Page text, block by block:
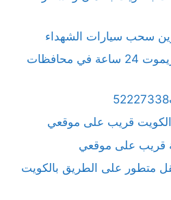
سحب سيارات الشهداء
برمجة رسيفر و توصيل ريموت 24 ساعة في محافظات
قريب على موقعي
قريب على موقعي
متطور على الطريق بالكويت